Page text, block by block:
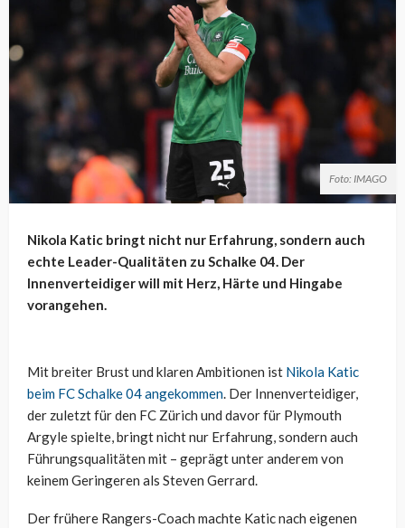
Foto: IMAGO
Nikola Katic bringt nicht nur Erfahrung, sondern auch
echte Leader-Qualitäten zu Schalke 04. Der
Innenverteidiger will mit Herz, Härte und Hingabe
vorangehen.
Mit breiter Brust und klaren Ambitionen ist Nikola Katic
beim FC Schalke 04 angekommen. Der Innenverteidiger,
der zuletzt für den FC Zürich und davor für Plymouth
Argyle spielte, bringt nicht nur Erfahrung, sondern auch
Führungsqualitäten mit – geprägt unter anderem von
keinem Geringeren als Steven Gerrard.
Der frühere Rangers-Coach machte Katic nach eigenen